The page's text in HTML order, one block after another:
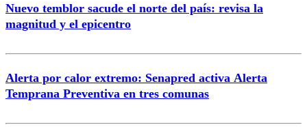
Nuevo temblor sacude el norte del país: revisa la
magnitud y el epicentro
Alerta por calor extremo: Senapred activa Alerta
Temprana Preventiva en tres comunas